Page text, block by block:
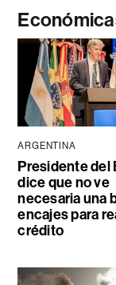
ARGENTINA
Presidente del
dice que no ve
necesaria una
encajes para
crédito